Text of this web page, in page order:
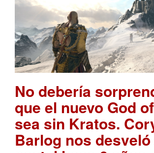
No debería
que el nuevo God
sea sin Kratos.
Barlog nos desveló